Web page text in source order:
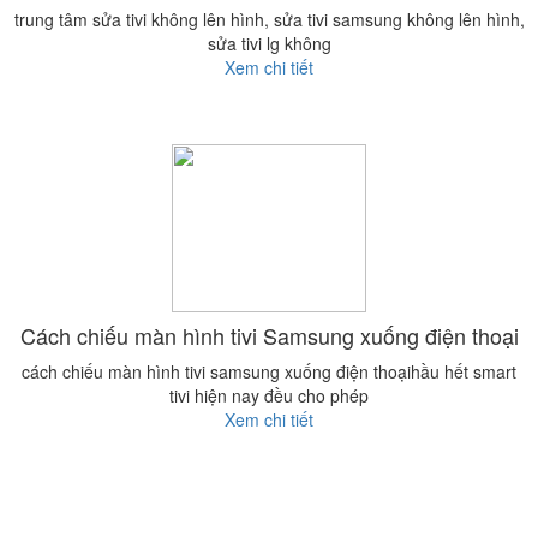
trung tâm sửa tivi không lên hình, sửa tivi samsung không lên hình,
sửa tivi lg không
Xem chi tiết
Cách chiếu màn hình tivi Samsung xuống điện thoại
cách chiếu màn hình tivi samsung xuống điện thoạihầu hết smart
tivi hiện nay đều cho phép
Xem chi tiết